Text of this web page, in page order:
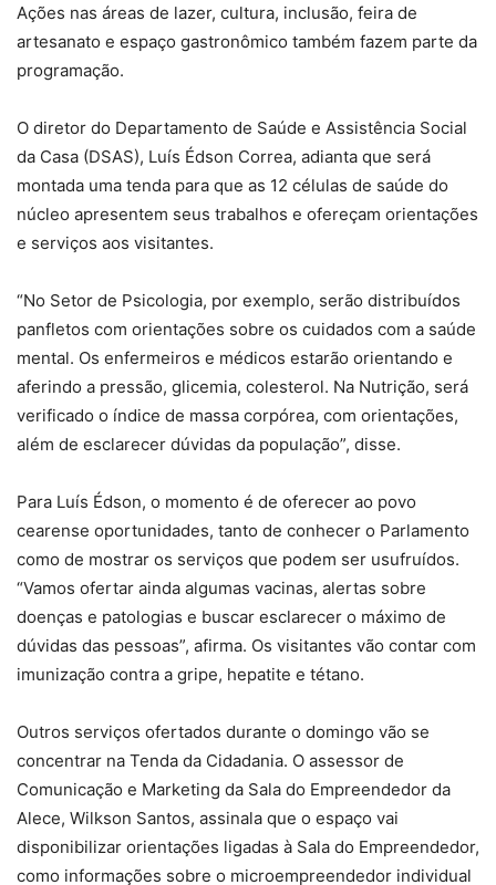
Ações nas áreas de lazer, cultura, inclusão, feira de
artesanato e espaço gastronômico também fazem parte da
programação.
O diretor do Departamento de Saúde e Assistência Social
da Casa (DSAS), Luís Édson Correa, adianta que será
montada uma tenda para que as 12 células de saúde do
núcleo apresentem seus trabalhos e ofereçam orientações
e serviços aos visitantes.
“No Setor de Psicologia, por exemplo, serão distribuídos
panfletos com orientações sobre os cuidados com a saúde
mental. Os enfermeiros e médicos estarão orientando e
aferindo a pressão, glicemia, colesterol. Na Nutrição, será
verificado o índice de massa corpórea, com orientações,
além de esclarecer dúvidas da população”, disse.
Para Luís Édson, o momento é de oferecer ao povo
cearense oportunidades, tanto de conhecer o Parlamento
como de mostrar os serviços que podem ser usufruídos.
“Vamos ofertar ainda algumas vacinas, alertas sobre
doenças e patologias e buscar esclarecer o máximo de
dúvidas das pessoas”, afirma. Os visitantes vão contar com
imunização contra a gripe, hepatite e tétano.
Outros serviços ofertados durante o domingo vão se
concentrar na Tenda da Cidadania. O assessor de
Comunicação e Marketing da Sala do Empreendedor da
Alece, Wilkson Santos, assinala que o espaço vai
disponibilizar orientações ligadas à Sala do Empreendedor,
como informações sobre o microempreendedor individual